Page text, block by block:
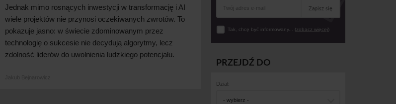
Jednak mimo rosnących inwestycji w transformację i AI
wiele projektów nie przynosi oczekiwanych zwrotów. To
pokazuje jasno: w świecie zdominowanym przez
technologię o sukcesie nie decydują algorytmy, lecz
zdolność liderów do uwolnienia ludzkiego potencjału.
Zapisz się
Tak, chcę być informowany... (zobacz więcej)
PRZEJDŹ DO
Dział:
- wybierz -